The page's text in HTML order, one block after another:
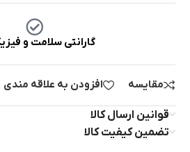
گارانتی سلامت و
مقایسه افزودن به علاقه مندی
قوانین ارسال کالا
تضمین کیفیت کالا